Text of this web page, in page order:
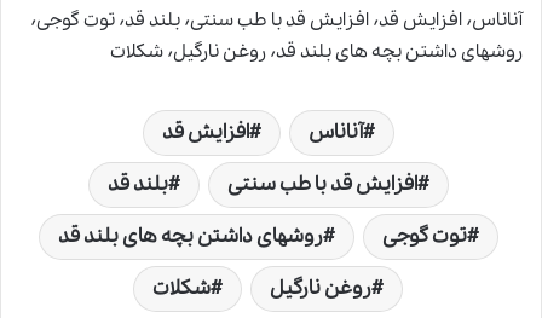
آناناس٬ افزایش قد٬ افزایش قد با طب سنتی٬ بلند قد٬ توت گوجی٬
روشهای داشتن بچه های بلند قد٬ روغن نارگیل٬ شکلات
آناناس
افزایش قد
افزایش قد با طب سنتی
بلند قد
توت گوجی
روشهای داشتن بچه های بلند قد
روغن نارگیل
شکلات